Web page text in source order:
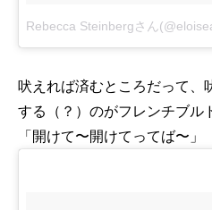
吠えれば済むところだって、
する（？）のがフレンチブル
「開けて〜開けてってば〜」